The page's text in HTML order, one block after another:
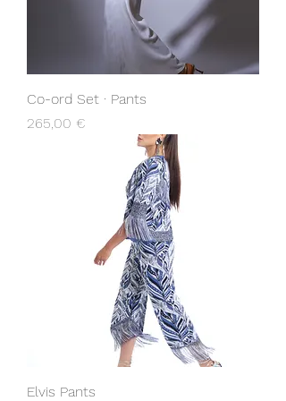
Co-ord Set · Pants
Prix
265,00 €
Elvis Pants